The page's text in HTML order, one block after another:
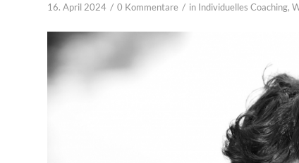
16. April 2024 / 0 Kommentare / in Individuelles Coaching,